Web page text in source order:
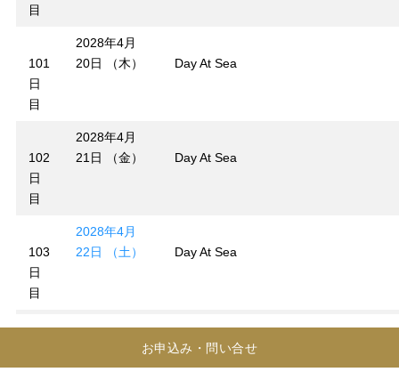
目
101
日
目
2028年4月
20日 （木）
Day At Sea
102
日
目
2028年4月
21日 （金）
Day At Sea
103
日
目
2028年4月
22日 （土）
Day At Sea
日
2028年4月
23日 （日）
Day At Sea
お申込み・問い合せ